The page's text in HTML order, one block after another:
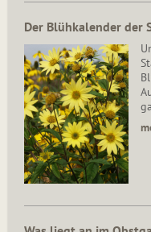
Der Blühkalender der